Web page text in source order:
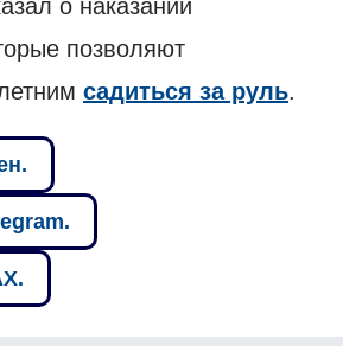
о наказании
позволяют
садиться за руль.